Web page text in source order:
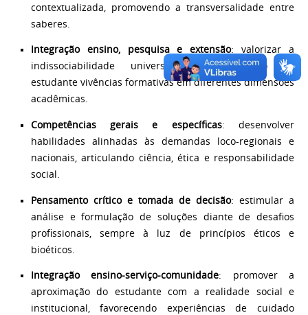
contextualizada, promovendo a transversalidade entre
saberes.
Integração ensino, pesquisa e extensão: valorizar a
indissociabilidade universitária, assegurando ao
estudante vivências formativas em diferentes dimensões
acadêmicas.
Competências gerais e específicas: desenvolver
habilidades alinhadas às demandas loco-regionais e
nacionais, articulando ciência, ética e responsabilidade
social.
Pensamento crítico e tomada de decisão: estimular a
análise e formulação de soluções diante de desafios
profissionais, sempre à luz de princípios éticos e
bioéticos.
Integração ensino-serviço-comunidade: promover a
aproximação do estudante com a realidade social e
institucional, favorecendo experiências de cuidado